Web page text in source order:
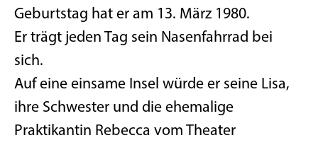
Geburtstag hat er am 13. März 1980.
Er trägt jeden Tag sein Nasenfahrrad bei
sich.
Auf eine einsame Insel würde er seine Lisa,
ihre Schwester und die ehemalige
Praktikantin Rebecca vom Theater